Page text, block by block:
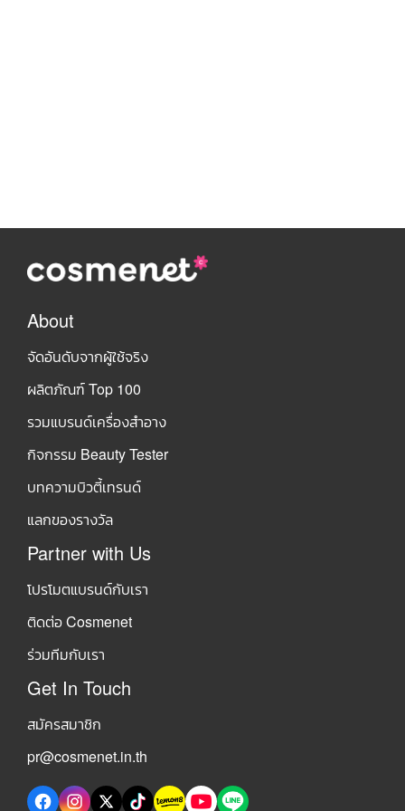
About
จัดอันดับจากผู้ใช้จริง
ผลิตภัณฑ์ Top 100
รวมแบรนด์เครื่องสำอาง
กิจกรรม Beauty Tester
บทความบิวตี้เทรนด์
แลกของรางวัล
Partner with Us
โปรโมตแบรนด์กับเรา
ติดต่อ Cosmenet
ร่วมทีมกับเรา
Get In Touch
สมัครสมาชิก
pr@cosmenet.in.th